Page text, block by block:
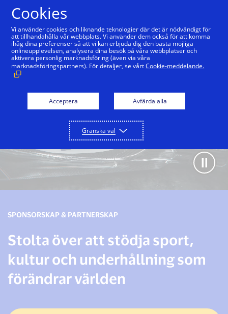
SPONSORSKAP & PARTNERSKAP
Stolta över att stödja sport,
kultur och underhållning som
förändrar världen
Cookies
Vi använder cookies och liknande teknologier där det är nödvändigt för
att tillhandahålla vår webbplats. Vi använder dem också för att komma
ihåg dina preferenser så att vi kan erbjuda dig den bästa möjliga
onlineupplevelsen, analysera dina besök på våra webbplatser och
aktivera personlig marknadsföring (även via våra
marknadsföringspartners). För detaljer, se vårtCookie-meddelande.
Acceptera Avfärda alla
Granska val